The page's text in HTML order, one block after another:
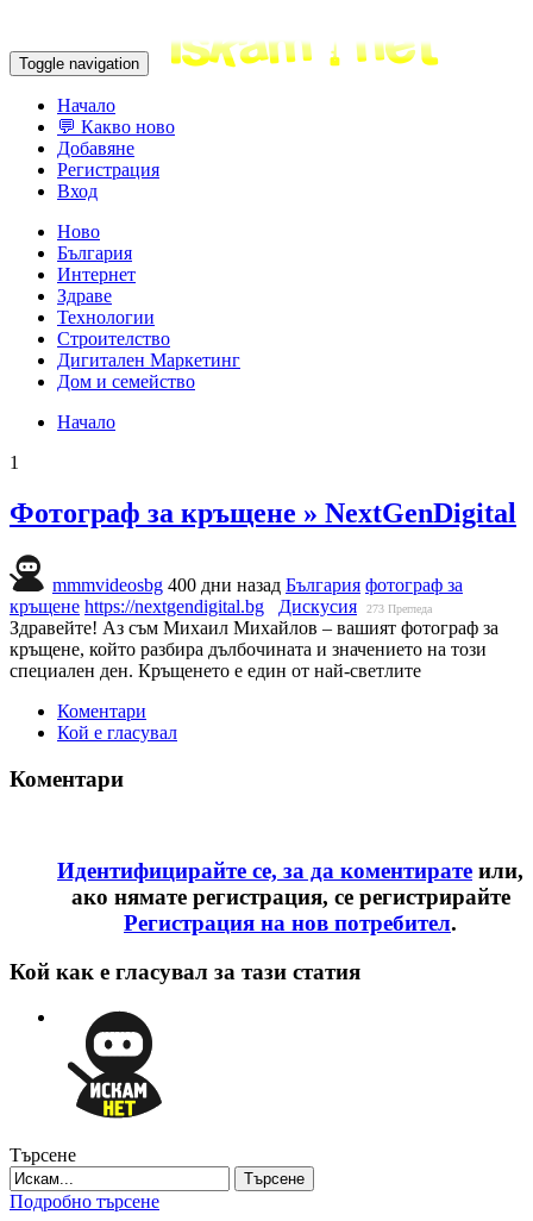
Toggle navigation
Начало
💬 Какво ново
Добавяне
Регистрация
Вход
Ново
България
Интернет
Здраве
Технологии
Строителство
Дигитален Маркетинг
Дом и семейство
Начало
1
Фотограф за кръщене » NextGenDigital
mmmvideosbg 400 дни назад България фотограф за
кръщене https://nextgendigital.bg Дискусия 273 Прегледа
Здравейте! Аз съм Михаил Михайлов – вашият фотограф за
кръщене, който разбира дълбочината и значението на този
специален ден. Кръщенето е един от най-светлите
Коментари
Кой е гласувал
Коментари
Идентифицирайте се, за да коментирате или,
ако нямате регистрация, се регистрирайте
Регистрация на нов потребител.
Кой как е гласувал за тази статия
Търсене
Търсене
Подробно търсене